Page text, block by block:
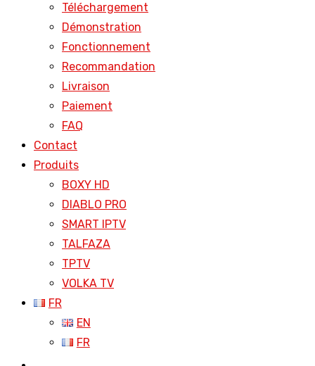
Téléchargement
Démonstration
Fonctionnement
Recommandation
Livraison
Paiement
FAQ
Contact
Produits
BOXY HD
DIABLO PRO
SMART IPTV
TALFAZA
TPTV
VOLKA TV
FR
EN
FR